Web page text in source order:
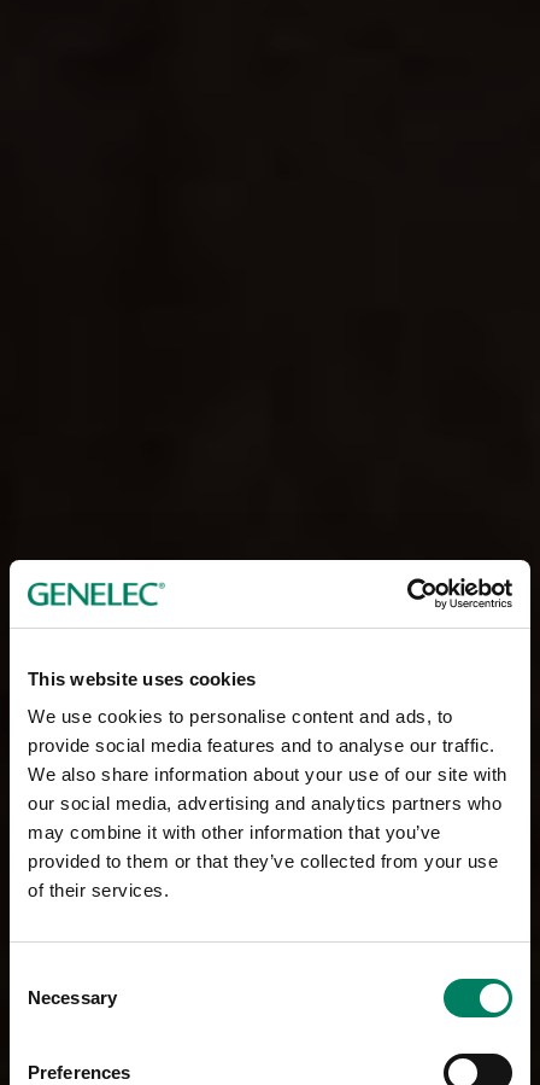
This website uses cookies
We use cookies to personalise content and ads, to
provide social media features and to analyse our traffic.
We also share information about your use of our site with
our social media, advertising and analytics partners who
may combine it with other information that you’ve
provided to them or that they’ve collected from your use
of their services.
Selection
Necessary
Preferences